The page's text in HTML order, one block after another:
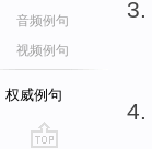
音频例句
视频例句
权威例句